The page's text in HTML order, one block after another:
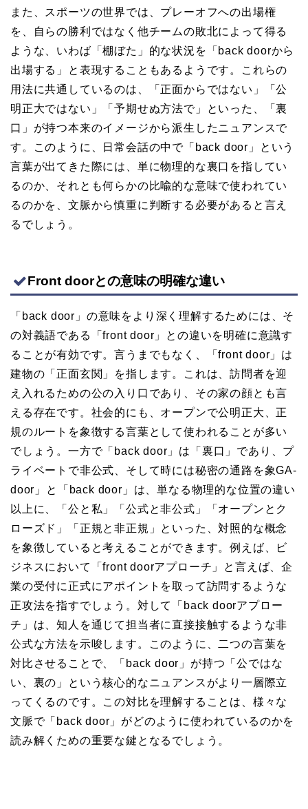
また、スポーツの世界では、プレーオフへの出場権
を、自らの勝利ではなく他チームの敗北によって得る
ような、いわば「棚ぼた」的な状況を「back doorから
出場する」と表現することもあるようです。これらの
用法に共通しているのは、「正面からではない」「公
明正大ではない」「予期せぬ方法で」といった、「裏
口」が持つ本来のイメージから派生したニュアンスで
す。このように、日常会話の中で「back door」という
言葉が出てきた際には、単に物理的な裏口を指してい
るのか、それとも何らかの比喩的な意味で使われてい
るのかを、文脈から慎重に判断する必要があると言え
るでしょう。
Front doorとの意味の明確な違い
「back door」の意味をより深く理解するためには、そ
の対義語である「front door」との違いを明確に意識す
ることが有効です。言うまでもなく、「front door」は
建物の「正面玄関」を指します。これは、訪問者を迎
え入れるための公の入り口であり、その家の顔とも言
える存在です。社会的にも、オープンで公明正大、正
規のルートを象徴する言葉として使われることが多い
でしょう。一方で「back door」は「裏口」であり、プ
ライベートで非公式、そして時には秘密の通路を象GA-
door」と「back door」は、単なる物理的な位置の違い
以上に、「公と私」「公式と非公式」「オープンとク
ローズド」「正規と非正規」といった、対照的な概念
を象徴していると考えることができます。例えば、ビ
ジネスにおいて「front doorアプローチ」と言えば、企
業の受付に正式にアポイントを取って訪問するような
正攻法を指すでしょう。対して「back doorアプロー
チ」は、知人を通じて担当者に直接接触するような非
公式な方法を示唆します。このように、二つの言葉を
対比させることで、「back door」が持つ「公ではな
い、裏の」という核心的なニュアンスがより一層際立
ってくるのです。この対比を理解することは、様々な
文脈で「back door」がどのように使われているのかを
読み解くための重要な鍵となるでしょう。